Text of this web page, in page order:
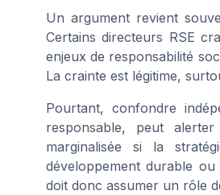
Un argument revient
Certains directeurs RSE
enjeux de responsabilité
La crainte est légitime,
Pourtant, confondre
responsable, peut
marginalisée si la
développement durable
doit donc assumer un rôle